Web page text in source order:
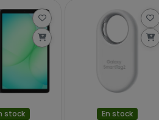
stock En stock